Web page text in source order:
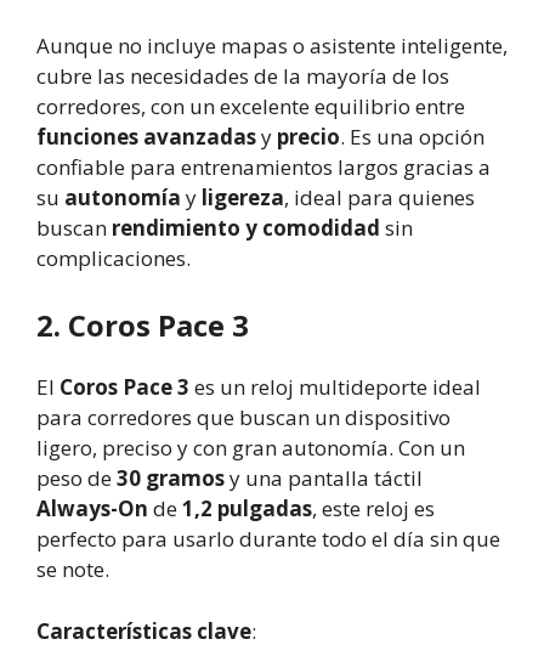
Aunque no incluye mapas o asistente inteligente,
cubre las necesidades de la mayoría de los
corredores, con un excelente equilibrio entre
funciones avanzadasy precio. Es una opción
confiable para entrenamientos largos gracias a
su autonomía y ligereza, ideal para quienes
buscan rendimiento y comodidad sin
complicaciones.
2. Coros Pace 3
El Coros Pace 3 es un reloj multideporte ideal
para corredores que buscan un dispositivo
ligero, preciso y con gran autonomía. Con un
peso de30 gramosy una pantalla táctil
Always-On de1,2 pulgadas, este reloj es
perfecto para usarlo durante todo el día sin que
se note.
Características clave: